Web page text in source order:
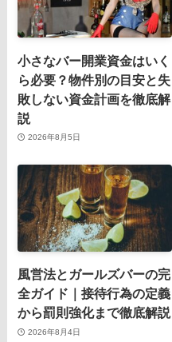
小さなバー開業資金はいく
ら必要？物件別の目安と失
敗しない資金計画を徹底解
説
2026年8月5日
風営法とガールズバーの完
全ガイド｜接待行為の定義
から罰則強化まで徹底解説
2026年8月4日